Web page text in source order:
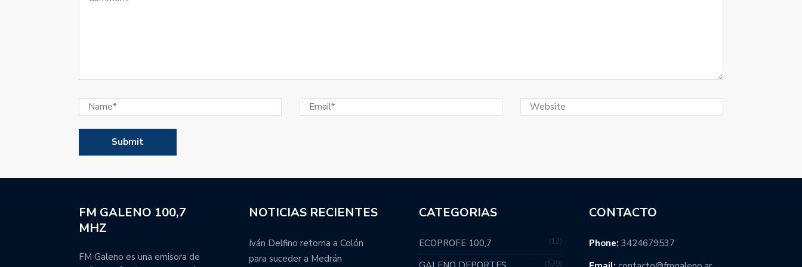
Super Rugby Americas: Juan Manuel Leguizamón anunció el plantel de Pampas
para la segunda temporada.
El balance general de las categorías formativas en el 2023.
periodistas y talentos.
FM GALENO 100,7
MHZ
FM Galeno es una emisora de
NOTICIAS RECIENTES
Iván Delfino retorna a Colón
para suceder a Medrán
CATEGORIAS
ECOPROFE 100,7 12
539
CONTACTO
Phone: 3424679537